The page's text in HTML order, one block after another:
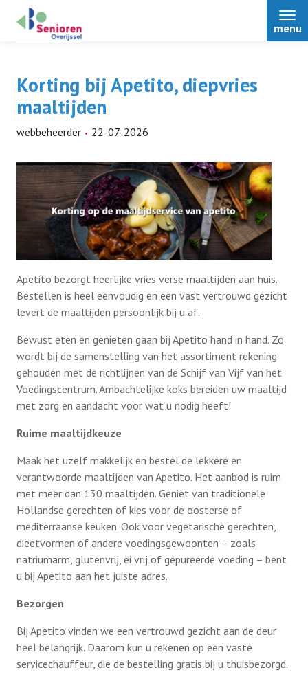
menu
Home
Over Senioren Overijssel
Bestuur
Afdelingen
Over Senioren Overijssel
Voordelen
Belangenbehartiging
Kernpunten
Nieuws
Podcasts
Alle nieuwsitems
Activiteiten
ONS magazine
Contact
Lid worden
Korting bij Apetito, diepvries
maaltijden
webbeheerder 22-07-2026
Apetito bezorgt heerlijke vries verse maaltijden aan huis.
Bestellen is heel eenvoudig en een vast vertrouwd gezicht
levert de maaltijden persoonlijk bij u af.
Bewust eten en genieten gaan bij Apetito hand in hand. Zo
wordt bij de samenstelling van het assortiment rekening
gehouden met de richtlijnen van de Schijf van Vijf van het
Voedingscentrum. Ambachtelijke koks bereiden uw maaltijd
met zorg en aandacht voor wat u nodig heeft!
Ruime maaltijdkeuze
Maak het uzelf makkelijk en bestel de lekkere en
verantwoorde maaltijden van Apetito. Het aanbod is ruim
met meer dan 130 maaltijden. Geniet van traditionele
Hollandse gerechten of kies voor de oosterse of
mediterraanse keuken. Ook voor vegetarische gerechten,
dieetvormen of andere voedingsgewoonten – zoals
natriumarm, glutenvrij, ei vrij of gepureerde voeding – bent
u bij Apetito aan het juiste adres.
Bezorgen
Bij Apetito vinden we een vertrouwd gezicht aan de deur
heel belangrijk. Daarom kun u rekenen op een vaste
servicechauffeur, die de bestelling gratis bij u thuisbezorgd.